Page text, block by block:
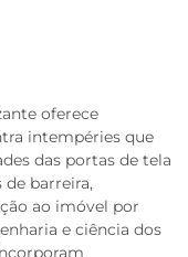
oferece
intempéries que
das portas de tela
de barreira,
ao imóvel por
e ciência dos